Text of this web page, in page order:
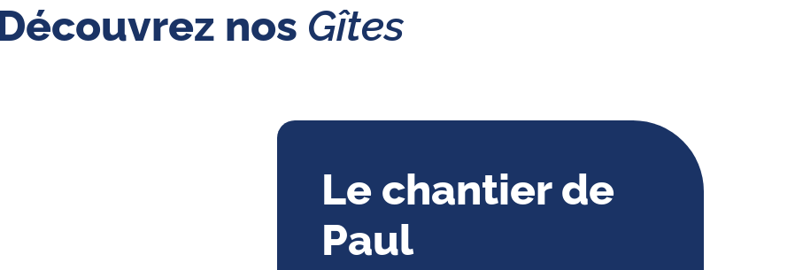
nos Gîtes
Le chantier de
Paul